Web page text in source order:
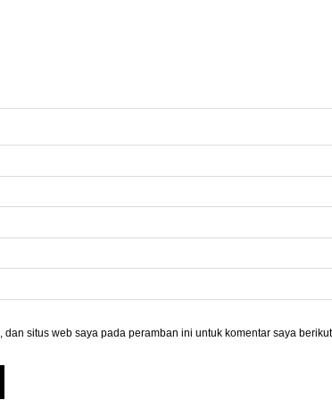
dan situs web saya pada peramban ini untuk komentar saya